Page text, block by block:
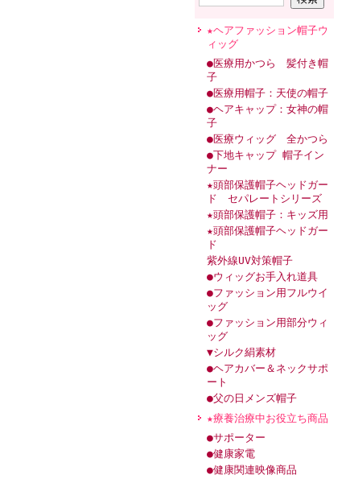
★ヘアファッション帽子ウ
ィッグ
●医療用かつら 髪付き帽
子
●医療用帽子：天使の帽子
●ヘアキャップ：女神の帽
子
●医療ウィッグ 全かつら
●下地キャップ 帽子イン
ナー
★頭部保護帽子ヘッドガー
ド セパレートシリーズ
★頭部保護帽子：キッズ用
★頭部保護帽子ヘッドガー
ド
紫外線UV対策帽子
●ウィッグお手入れ道具
●ファッション用フルウイ
ッグ
●ファッション用部分ウィ
ッグ
▼シルク絹素材
●ヘアカバー＆ネックサポ
ート
●父の日メンズ帽子
★療養治療中お役立ち商品
●サポーター
●健康家電
●健康関連映像商品